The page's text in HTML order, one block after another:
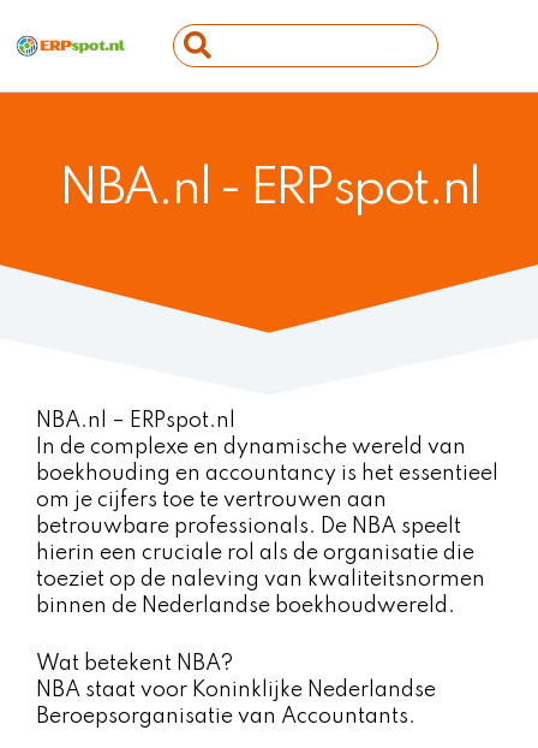
naar
inhoud
Search
...
NBA.nl - ERPspot.nl
NBA.nl – ERPspot.nl
In de complexe en dynamische wereld van
boekhouding en accountancy is het essentieel
om je cijfers toe te vertrouwen aan
betrouwbare professionals. De NBA speelt
hierin een cruciale rol als de organisatie die
toeziet op de naleving van kwaliteitsnormen
binnen de Nederlandse boekhoudwereld.
Wat betekent NBA?
NBA staat voor Koninklijke Nederlandse
Beroepsorganisatie van Accountants.